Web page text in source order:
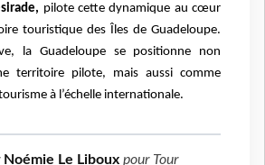
pilote cette dynamique au cœur
touristique des Îles de Guadeloupe.
la Guadeloupe se positionne non
territoire pilote, mais aussi comme
à l’échelle internationale.
Noémie Le Liboux pour Tour